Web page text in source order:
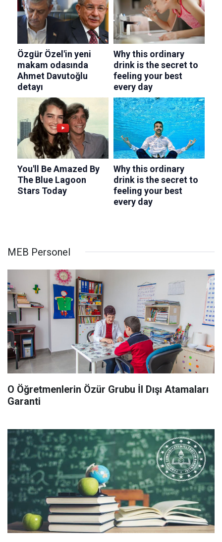
MEB Personel
O Öğretmenlerin Özür Grubu İl Dışı Atamaları
Garanti